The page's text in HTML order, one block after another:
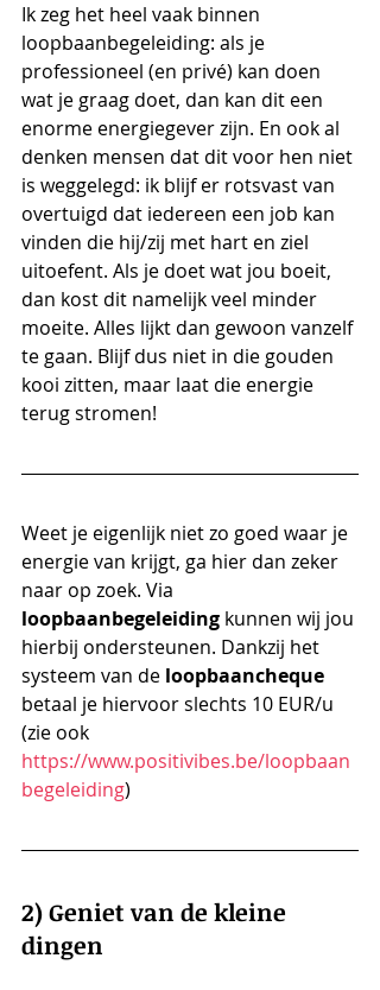
Ik zeg het heel vaak binnen
loopbaanbegeleiding: als je
professioneel (en privé) kan doen
wat je graag doet, dan kan dit een
enorme energiegever zijn. En ook al
denken mensen dat dit voor hen niet
is weggelegd: ik blijf er rotsvast van
overtuigd dat iedereen een job kan
vinden die hij/zij met hart en ziel
uitoefent. Als je doet wat jou boeit,
dan kost dit namelijk veel minder
moeite. Alles lijkt dan gewoon vanzelf
te gaan. Blijf dus niet in die gouden
kooi zitten, maar laat die energie
terug stromen!
Weet je eigenlijk niet zo goed waar je
energie van krijgt, ga hier dan zeker
naar op zoek. Via
loopbaanbegeleiding kunnen wij jou
hierbij ondersteunen. Dankzij het
systeem van de loopbaancheque
betaal je hiervoor slechts 10 EUR/u
(zie ook
https://www.positivibes.be/loopbaan
begeleiding)
2) Geniet van de kleine
dingen